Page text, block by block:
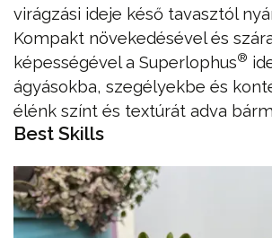
virágzási ideje késő tavasztól
Kompakt növekedésével és
képességével a Superlophus®
ágyásokba, szegélyekbe és
élénk színt és textúrát adva
Best Skills